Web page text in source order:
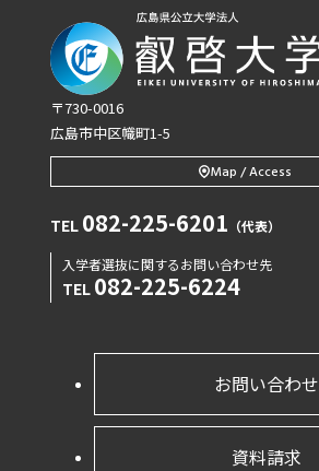
〒730-0016
広島市中区幟町1-5
Map / Access
TEL 082-225-6201 （代表）
入学者選抜に関するお問い合わせ先
TEL 082-225-6224
お問い合わせ
資料請求